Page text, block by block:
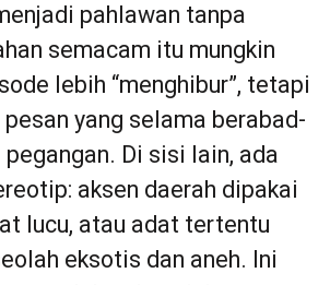
pahlawan tanpa
semacam itu mungkin
lebih “menghibur”, tetapi
yang selama berabad-
Di sisi lain, ada
aksen daerah dipakai
lucu, atau adat tertentu
eksotis dan aneh. Ini